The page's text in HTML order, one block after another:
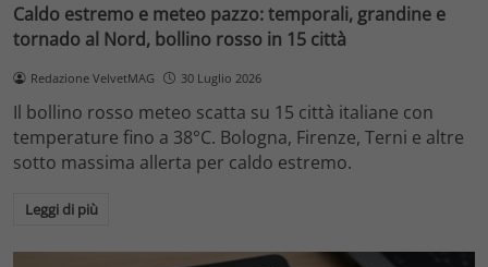
Caldo estremo e meteo pazzo: temporali, grandine e
tornado al Nord, bollino rosso in 15 città
Redazione VelvetMAG 30 Luglio 2026
Il bollino rosso meteo scatta su 15 città italiane con
temperature fino a 38°C. Bologna, Firenze, Terni e altre
sotto massima allerta per caldo estremo.
Leggi di più